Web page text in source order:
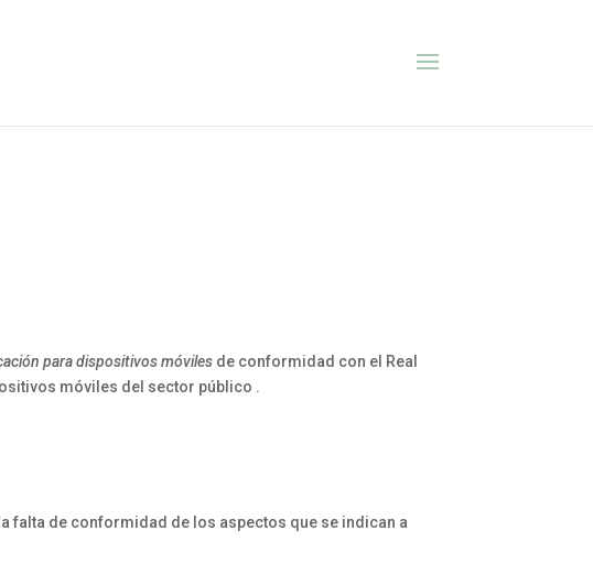
para dispositivos móviles de conformidad con el Real
móviles del sector público .
falta de conformidad de los aspectos que se indican a